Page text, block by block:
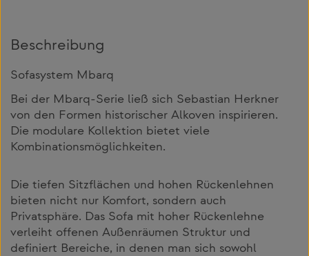
Beschreibung
Sofasystem Mbarq
Bei der Mbarq-Serie ließ sich Sebastian Herkner
von den Formen historischer Alkoven inspirieren.
Die modulare Kollektion bietet viele
Kombinationsmöglichkeiten.
Die tiefen Sitzflächen und hohen Rückenlehnen
bieten nicht nur Komfort, sondern auch
Privatsphäre. Das Sofa mit hoher Rückenlehne
verleiht offenen Außenräumen Struktur und
definiert Bereiche, in denen man sich sowohl